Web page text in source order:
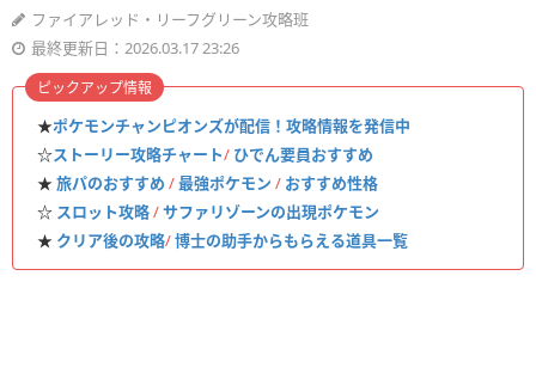
ファイアレッド・リーフグリーン攻略班
最終更新日：2026.03.17 23:26
★ポケモンチャンピオンズが配信！攻略情報を発信中
☆ストーリー攻略チャート/ ひでん要員おすすめ
★旅パのおすすめ /最強ポケモン / おすすめ性格
☆ スロット攻略/サファリゾーンの出現ポケモン
★ クリア後の攻略/博士の助手からもらえる道具一覧
ピックアップ情報